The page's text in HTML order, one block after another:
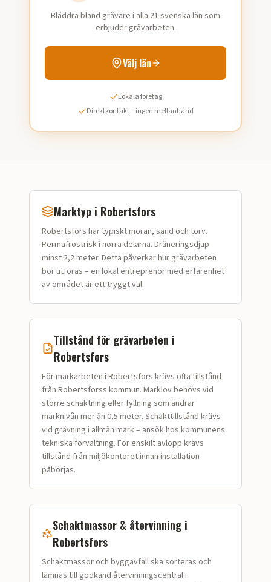
Bläddra bland grävare i alla 21 svenska län som
erbjuder grävarbeten.
Välj län
Lokala företag
Direktkontakt – ingen mellanhand
Marktyp i Robertsfors
Robertsfors har typisktmorän, sand och torv.
Permafrostrisk i norra delarna. Dräneringsdjup
minst 2,2 meter. Detta påverkar hur grävarbeten
bör utföras – en lokal entreprenör med erfarenhet
av området är ett tryggt val.
Tillstånd för grävarbeten i
Robertsfors
För markarbeten i Robertsfors krävs ofta tillstånd
från Robertsforss kommun. Marklov behövs vid
större schaktning eller fyllning som ändrar
marknivån mer än 0,5 meter. Schakttillstånd krävs
vid grävning i allmän mark – ansök hos kommunens
tekniska förvaltning. För enskilt avlopp krävs
tillstånd från miljökontoret innan installation
påbörjas.
Schaktmassor & återvinning i
Robertsfors
Schaktmassor och bygg­avfall ska sorteras och
lämnas till godkänd återvinningscentral i